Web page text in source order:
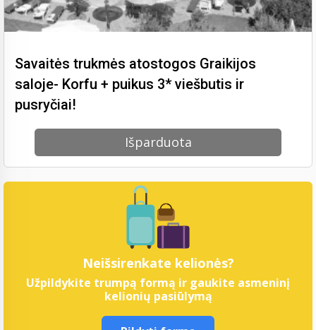
Savaitės trukmės atostogos Graikijos
saloje- Korfu + puikus 3* viešbutis ir
pusryčiai!
Išparduota
Neišsirenkate kelionės?
Užpildykite trumpą formą ir gaukite asmeninį
kelionių pasiūlymą